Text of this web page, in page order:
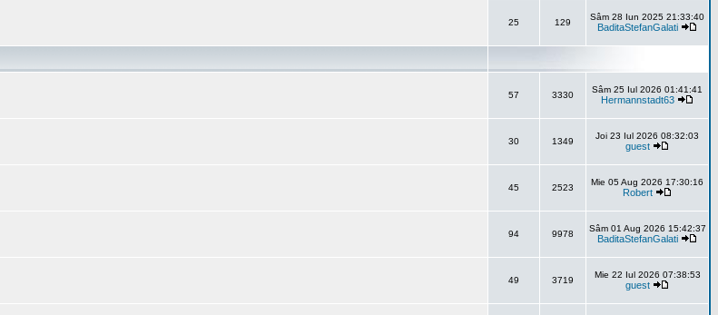
25 129
Sâm 28 Iun 2025 21:33:40
BaditaStefanGalati
57 3330
Sâm 25 Iul 2026 01:41:41
Hermannstadt63
30 1349
Joi 23 Iul 2026 08:32:03
guest
45 2523
Mie 05 Aug 2026 17:30:16
Robert
94 9978
Sâm 01 Aug 2026 15:42:37
BaditaStefanGalati
49 3719
Mie 22 Iul 2026 07:38:53
guest